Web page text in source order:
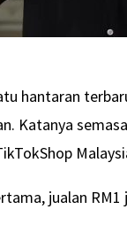
hantaran
Katanya
jualan